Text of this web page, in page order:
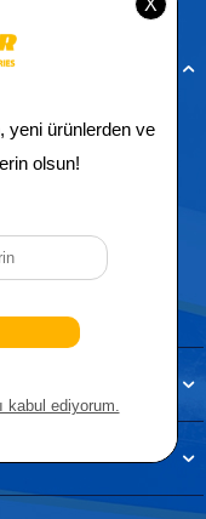
Esenyurt/İstanbul